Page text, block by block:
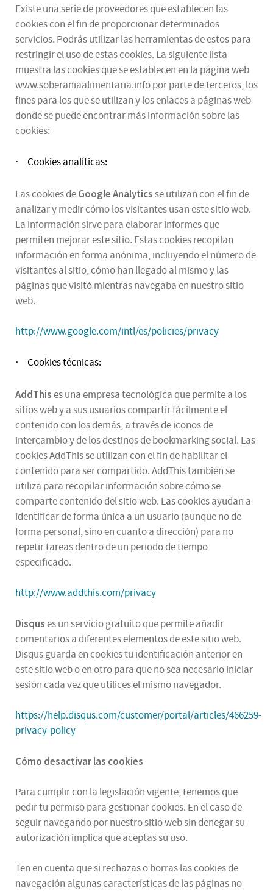
Existe una serie de proveedores que establecen las
cookies con el fin de proporcionar determinados
servicios. Podrás utilizar las herramientas de estos para
restringir el uso de estas cookies. La siguiente lista
muestra las cookies que se establecen en la página web
www.soberaniaalimentaria.info por parte de terceros, los
fines para los que se utilizan y los enlaces a páginas web
donde se puede encontrar más información sobre las
cookies:
· Cookies analíticas:
Las cookies deGoogle Analyticsse utilizan con el fin de
analizar y medir cómo los visitantes usan este sitio web.
La información sirve para elaborar informes que
permiten mejorar este sitio. Estas cookies recopilan
información en forma anónima, incluyendo el número de
visitantes al sitio, cómo han llegado al mismo y las
páginas que visitó mientras navegaba en nuestro sitio
web.
http://www.google.com/intl/es/policies/privacy
· Cookies técnicas:
AddThises una empresa tecnológica que permite a los
sitios web y a sus usuarios compartir fácilmente el
contenido con los demás, a través de iconos de
intercambio y de los destinos de bookmarking social. Las
cookies AddThis se utilizan con el fin de habilitar el
contenido para ser compartido. AddThis también se
utiliza para recopilar información sobre cómo se
comparte contenido del sitio web. Las cookies ayudan a
identificar de forma única a un usuario (aunque no de
forma personal, sino en cuanto a dirección) para no
repetir tareas dentro de un periodo de tiempo
especificado.
http://www.addthis.com/privacy
Disquses un servicio gratuito que permite añadir
comentarios a diferentes elementos de este sitio web.
Disqus guarda en cookies tu identificación anterior en
este sitio web o en otro para que no sea necesario iniciar
sesión cada vez que utilices el mismo navegador.
https://help.disqus.com/customer/portal/articles/466259-
privacy-policy
Cómo desactivar las cookies
Para cumplir con la legislación vigente, tenemos que
pedir tu permiso para gestionar cookies. En el caso de
seguir navegando por nuestro sitio web sin denegar su
autorización implica que aceptas su uso.
Ten en cuenta que si rechazas o borras las cookies de
navegación algunas características de las páginas no